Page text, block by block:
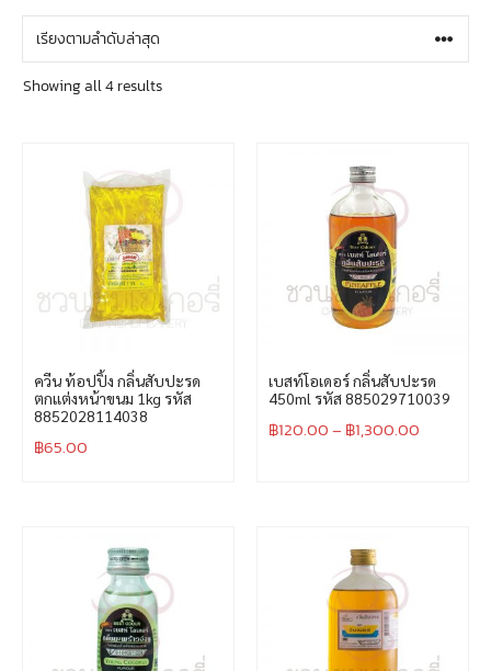
Showing all 4 results
ควีน ท้อปปิ้ง กลิ่นสับปะรด
ตกแต่งหน้าขนม 1kg รหัส
8852028114038
฿65.00
เบสท์โอเดอร์ กลิ่นสับปะรด
450ml รหัส 885029710039
฿120.00– ฿1,300.00